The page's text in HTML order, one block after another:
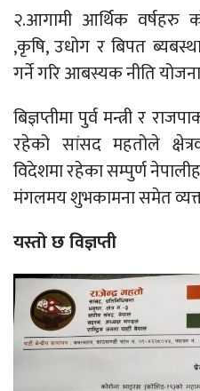
२.आगामी आर्थिक वर्षहरु
,कृषि, उधोग र बिपत
गर्ने गरि आबस्यक नीति
बिज्ञप्तीमा पुर्व मन्त्री र
रहेको सांसद महतोले
विदेशमा रहेका सम्पुर्ण
मंगलमय शुभकामना समेत
यस्तो छ विज्ञप्ती